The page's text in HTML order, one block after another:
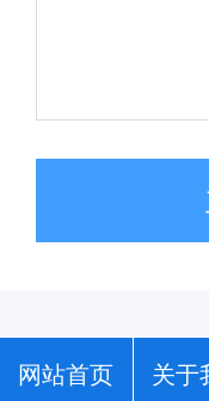
网站首页 关于